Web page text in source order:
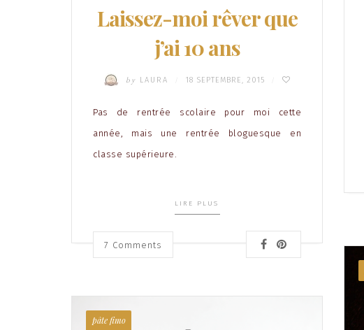
Laissez-moi rêver que
j’ai 10 ans
by LAURA 18 SEPTEMBRE, 2015
Pas de rentrée scolaire pour moi cette
année, mais une rentrée bloguesque en
classe supérieure.
LIRE PLUS
7 Comments
pâte fimo